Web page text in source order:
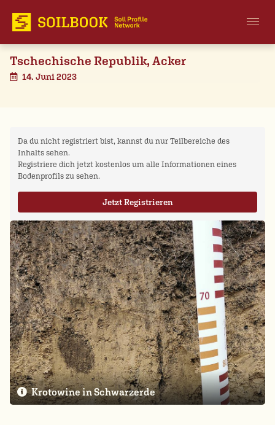
Tschechische Republik, Acker
14. Juni 2023
Da du nicht registriert bist, kannst du nur Teilbereiche des
Inhalts sehen.
Registriere dich jetzt kostenlos um alle Informationen eines
Bodenprofils zu sehen.
Jetzt Registrieren
Krotowine in Schwarzerde